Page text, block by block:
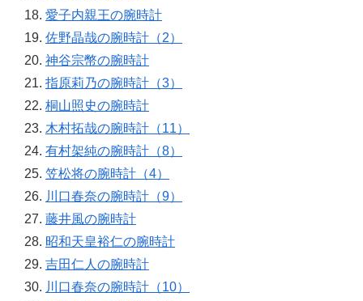
愛子内親王の腕時計
佐野晶哉の腕時計（2）
神谷宗幣の腕時計
指原莉乃の腕時計（3）
桐山照史の腕時計
木村拓哉の腕時計（11）
有村架純の腕時計（8）
笠松将の腕時計（4）
川口春奈の腕時計（9）
藤井風の腕時計
昭和天皇裕仁の腕時計
吉田仁人の腕時計
川口春奈の腕時計（10）